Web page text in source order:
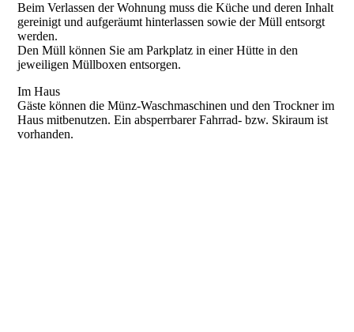
Beim Verlassen der Wohnung muss die Küche und deren Inhalt
gereinigt und aufgeräumt hinterlassen sowie der Müll entsorgt
werden.
Den Müll können Sie am Parkplatz in einer Hütte in den
jeweiligen Müllboxen entsorgen.
Im Haus
Gäste können die Münz-Waschmaschinen und den Trockner im
Haus mitbenutzen. Ein absperrbarer Fahrrad- bzw. Skiraum ist
vorhanden.